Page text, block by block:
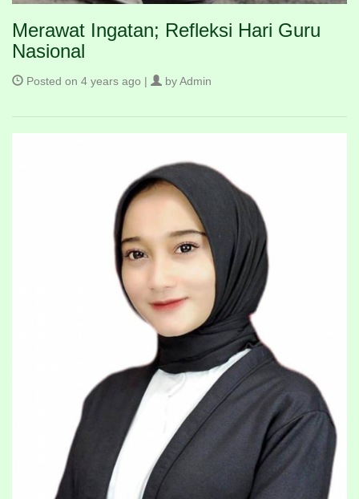
Merawat Ingatan; Refleksi Hari Guru
Nasional
Posted on 4 years ago | by Admin